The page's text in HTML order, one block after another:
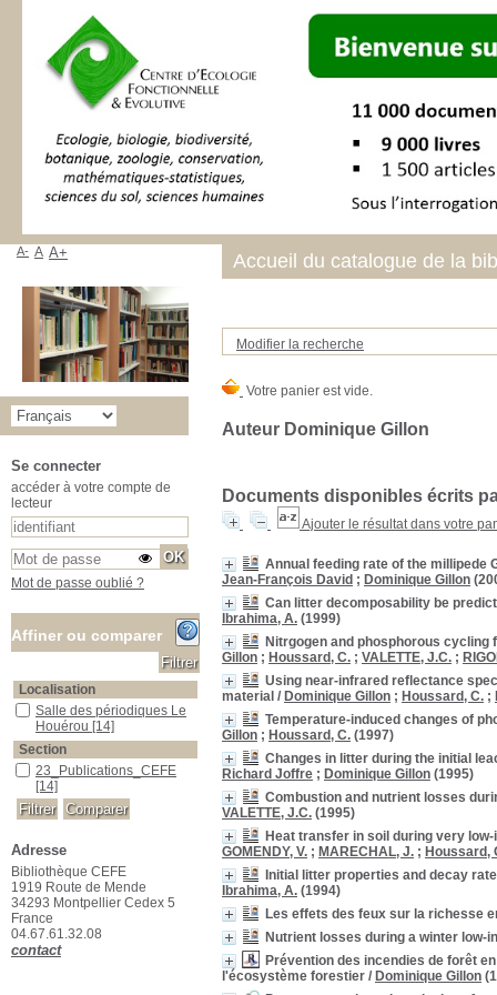
Modifier la recherche
Auteur Dominique Gillon
Documents disponibles écrits
Ajouter le résultat dans votre
Annual feeding rate of the millipede
Jean-François David ; Dominique Gillon
Can litter decomposability be
Ibrahima, A. (1999)
Nitrgogen and phosphorous
Gillon ; Houssard, C. ; VALETTE, J.C. ;
Using near-infrared reflectance
material / Dominique Gillon ; Houssard, C. ;
Temperature-induced changes of
Gillon ; Houssard, C. (1997)
Changes in litter during the initial
Richard Joffre ; Dominique Gillon (1995)
Combustion and nutrient losses
VALETTE, J.C. (1995)
Heat transfer in soil during very
GOMENDY, V. ; MARECHAL, J. ; Houssard,
Initial litter properties and decay
Ibrahima, A. (1994)
Les effets des feux sur la richesse
Nutrient losses during a winter
Prévention des incendies de forêt
l'écosystème forestier / Dominique Gillon
Accueil du catalogue de la
A- A A+
Se connecter
accéder à votre compte de
lecteur
Mot de passe oublié ?
Affiner ou comparer
Localisation
Salle des périodiques Le Houérou
Salle des périodiques Le
Houérou [14]
Section
23_Publications_CEFE
23_Publications_CEFE
[14]
Adresse
Bibliothèque CEFE
1919 Route de Mende
34293 Montpellier Cedex 5
France
04.67.61.32.08
contact